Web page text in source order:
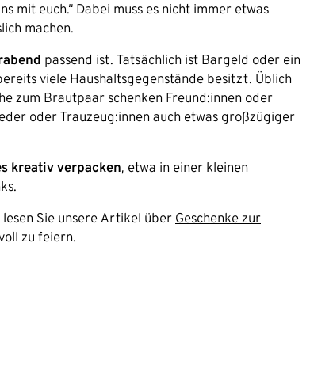
mit euch.“ Dabei muss es nicht immer etwas
machen.
passend ist. Tatsächlich ist Bargeld oder ein
viele Haushaltsgegenstände besitzt. Üblich
zum Brautpaar schenken Freund:innen oder
oder Trauzeug:innen auch etwas großzügiger
kreativ verpacken, etwa in einer kleinen
lesen Sie unsere Artikel über Geschenke zur
zu feiern.